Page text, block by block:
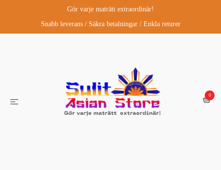
Gör varje maträtt extraordinär!
Snabb leverans / Säkra betalningar / Enkla returer
0